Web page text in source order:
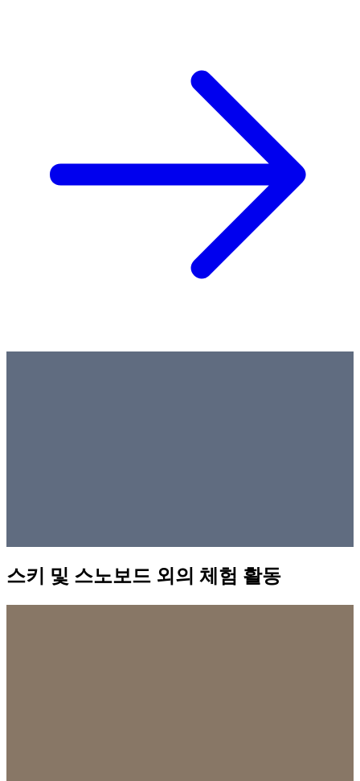
스키 및 스노보드 외의 체험 활동